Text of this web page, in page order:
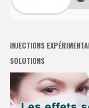
INJECTIONS
SOLUTIONS